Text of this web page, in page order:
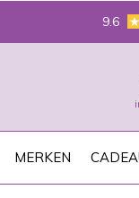
MERKEN
9.6